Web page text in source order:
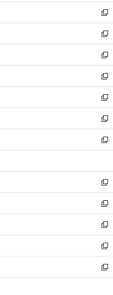
く
ウ
で
開
く
ン
ド
ウ
で
開
く
ウ
ィ
ン
ド
ウ
で
開
く
し
い
ウ
ィ
ン
ド
ウ
で
開
く
新
し
い
ウ
ィ
ン
ド
ウ
で
開
く
新
し
い
ウ
ィ
ン
ド
ウ
で
開
く
新
し
い
ウ
ィ
ン
ド
ウ
で
開
新
し
い
ウ
ィ
ン
ド
ウ
開
く
新
し
い
ウ
ィ
ン
ウ
で
開
く
新
し
い
ウ
ン
ド
ウ
で
開
く
新
し
ウ
ィ
ン
ド
ウ
で
開
く
新
し
い
ウ
ィ
ン
ド
ウ
で
開
新
し
い
ウ
ィ
ン
ド
ウ
新
し
い
ウ
ィ
ン
新
し
い
ウ
新
し